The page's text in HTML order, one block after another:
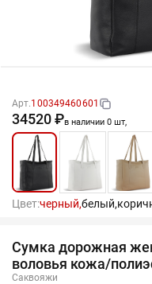
Арт.100349460601
34520 ₽в наличии 0 шт,
Цвет:черный,белый,
Сумка дорожная
воловья кожа/
Саквояжи